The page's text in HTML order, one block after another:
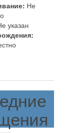
Не
указан